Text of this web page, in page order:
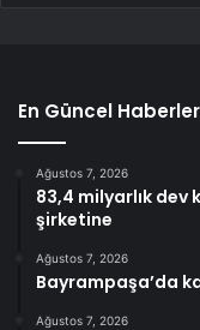
En Güncel Haberler
Ağustos 7, 2026
83,4 milyarlık dev
şirketine
Ağustos 7, 2026
Bayrampaşa’da
Ağustos 7, 2026